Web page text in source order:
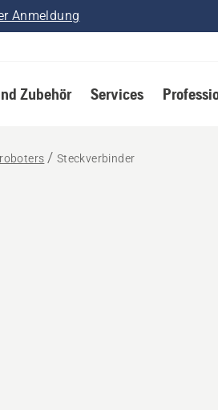
Anmeldung
Zubehör Services
Steckverbinder